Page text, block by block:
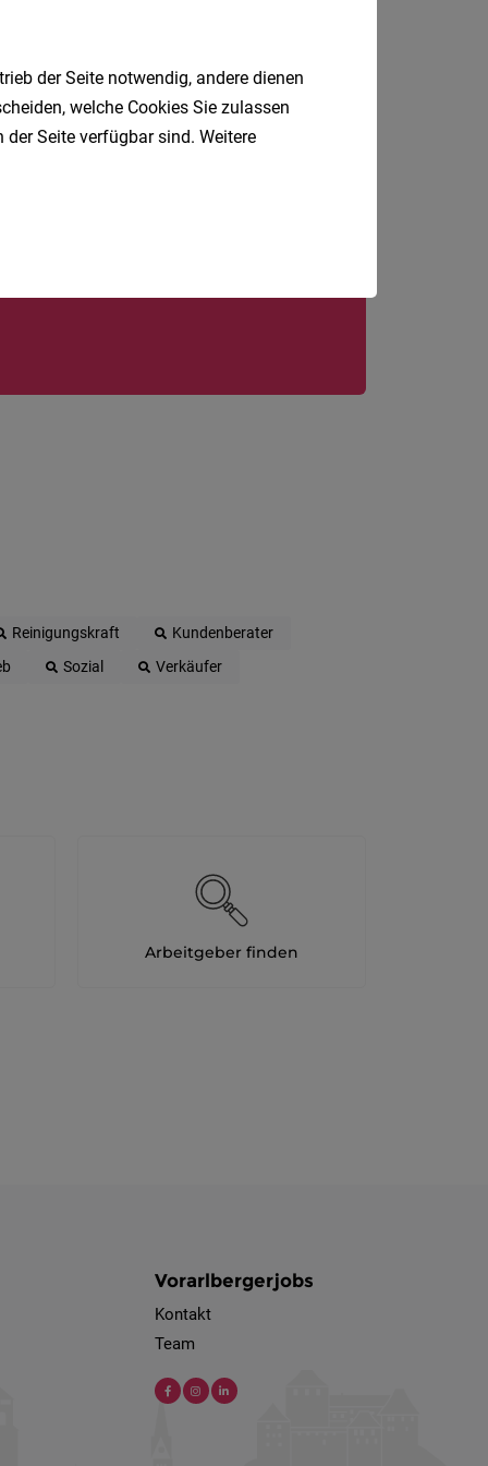
Mail.
Reinigungskraft
Kundenberater
Sozial
Verkäufer
Arbeitgeber finden
Vorarlbergerjobs
Kontakt
Team
der Seite notwendig, andere dienen
welche Cookies Sie zulassen
Seite verfügbar sind. Weitere